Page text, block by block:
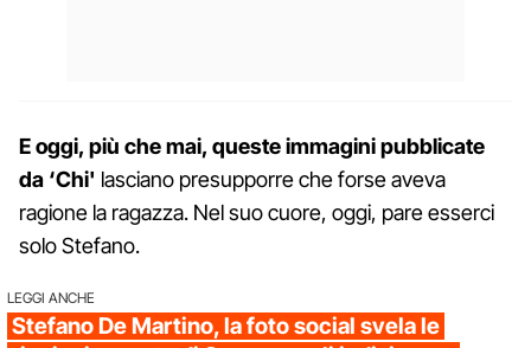
E oggi, più che mai, queste immagini pubblicate
da ‘Chi' lasciano presupporre che forse aveva
ragione la ragazza. Nel suo cuore, oggi, pare esserci
solo Stefano.
LEGGI ANCHE
Stefano De Martino, la foto social svela le